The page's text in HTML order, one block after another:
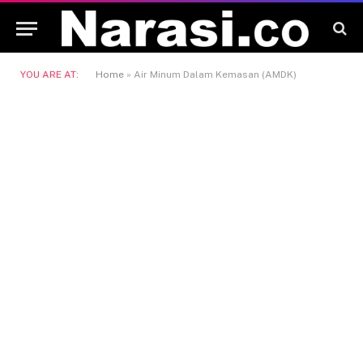
YOU ARE AT: Home » Air Minum Dalam Kemasan (AMDK)